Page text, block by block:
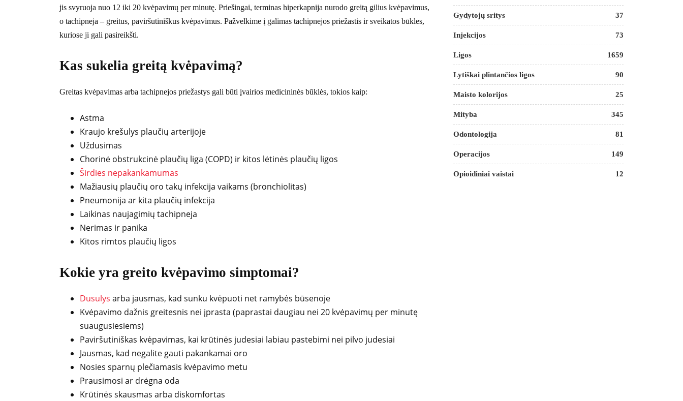
jis svyruoja nuo 12 iki 20 kvėpavimų per minutę. Priešingai, terminas hiperkapnija nurodo greitą gilius kvėpavimus,
o tachipneja – greitus, paviršutiniškus kvėpavimus. Pažvelkime į galimas tachipnejos priežastis ir sveikatos būkles,
kuriose ji gali pasireikšti.
Kas sukelia greitą kvėpavimą?
Greitas kvėpavimas arba tachipnejos priežastys gali būti įvairios medicininės būklės, tokios kaip:
Astma
Kraujo krešulys plaučių arterijoje
Uždusimas
Chorinė obstrukcinė plaučių liga (COPD) ir kitos lėtinės plaučių ligos
Širdies nepakankamumas
Mažiausių plaučių oro takų infekcija vaikams (bronchiolitas)
Pneumonija ar kita plaučių infekcija
Laikinas naujagimių tachipneja
Nerimas ir panika
Kitos rimtos plaučių ligos
Kokie yra greito kvėpavimo simptomai?
Dusulys arba jausmas, kad sunku kvėpuoti net ramybės būsenoje
Kvėpavimo dažnis greitesnis nei įprasta (paprastai daugiau nei 20 kvėpavimų per minutę
suaugusiesiems)
Paviršutiniškas kvėpavimas, kai krūtinės judesiai labiau pastebimi nei pilvo judesiai
Jausmas, kad negalite gauti pakankamai oro
Nosies sparnų plečiamasis kvėpavimo metu
Prausimosi ar drėgna oda
Krūtinės skausmas arba diskomfortas
Gydytojų sritys 37
Injekcijos 73
Ligos 1659
Lytiškai plintančios ligos 90
Maisto kolorijos 25
Mityba 345
Odontologija 81
Operacijos 149
Opioidiniai vaistai 12